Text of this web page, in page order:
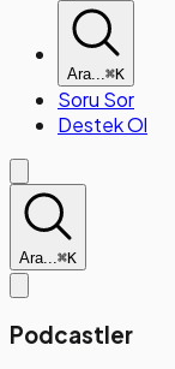
Ara...⌘K
Soru Sor
Destek Ol
Ara...⌘K
Podcastler